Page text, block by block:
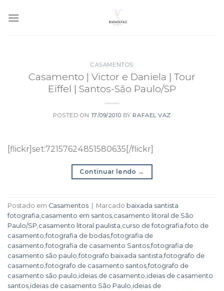
CASAMENTOS
Casamento | Victor e Daniela | Tour
Eiffel | Santos-São Paulo/SP
POSTED ON 17/09/2010 BY RAFAEL VAZ
[flickr]set:72157624851580635[/flickr]
Continuar lendo →
Postado em Casamentos Marcado baixada santista
fotografia casamento em santos casamento litoral de São
Paulo/SP casamento litoral paulista curso de fotografia ,foto de
casamento ,fotografia de bodas,fotografia de
casamento ,fotografia de casamento Santos,fotografia de
casamento são paulo ,fotografo baixada santista ,fotografo de
casamento ,fotografo de casamento santos,fotografo de
casamento são paulo ideias de casamento ideias de casamento
santos ideias de casamento São Paulo ideias de